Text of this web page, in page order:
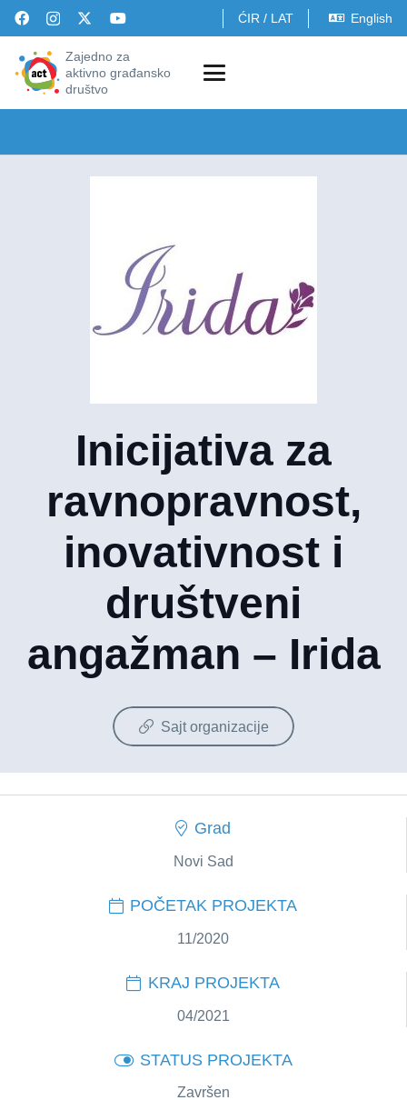
ĆIR / LAT English
Zajedno za
aktivno građansko
društvo
Inicijativa za
ravnopravnost,
inovativnost i
društveni
angažman – Irida
Sajt organizacije
Grad
Novi Sad
POČETAK PROJEKTA
11/2020
KRAJ PROJEKTA
04/2021
STATUS PROJEKTA
Završen